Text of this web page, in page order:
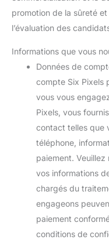
promotion de la sûreté
l’évaluation des
Informations que vous
Données de
compte Six Pixels
vous vous
Pixels, vous
contact telles que
téléphone,
paiement.
vos informations
chargés du
engageons
paiement
conditions de